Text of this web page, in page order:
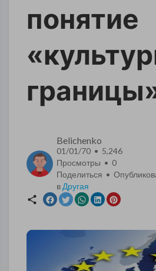
понятие
Belichenko
01/01/70 • 5,246
Просмотры • 0
Поделиться •
в Другая